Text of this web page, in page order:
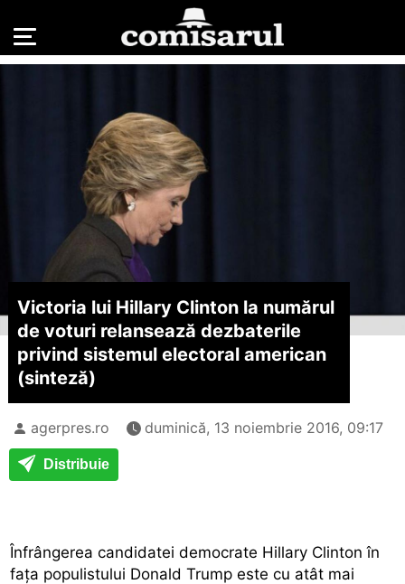
Victoria lui Hillary Clinton la numărul
de voturi relansează dezbaterile
privind sistemul electoral american
(sinteză)
agerpres.ro duminică, 13 noiembrie 2016, 09:17
Distribuie
Înfrângerea candidatei democrate Hillary Clinton în
fața populistului Donald Trump este cu atât mai